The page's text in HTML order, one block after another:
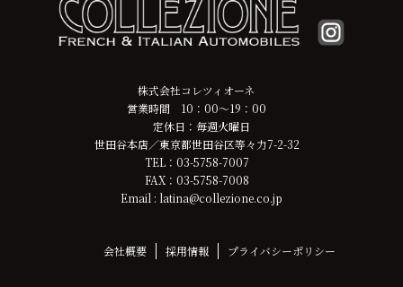
株式会社コレツィオーネ
営業時間 10：00～19：00
定休日：毎週火曜日
世田谷本店／東京都世田谷区等々力7-2-32
TEL：03-5758-7007
FAX：03-5758-7008
Email : latina@collezione.co.jp
会社概要 採用情報 プライバシーポリシー